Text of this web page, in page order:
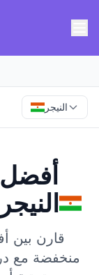
النيجر
النيجر
قارن بين
منخفضة مع